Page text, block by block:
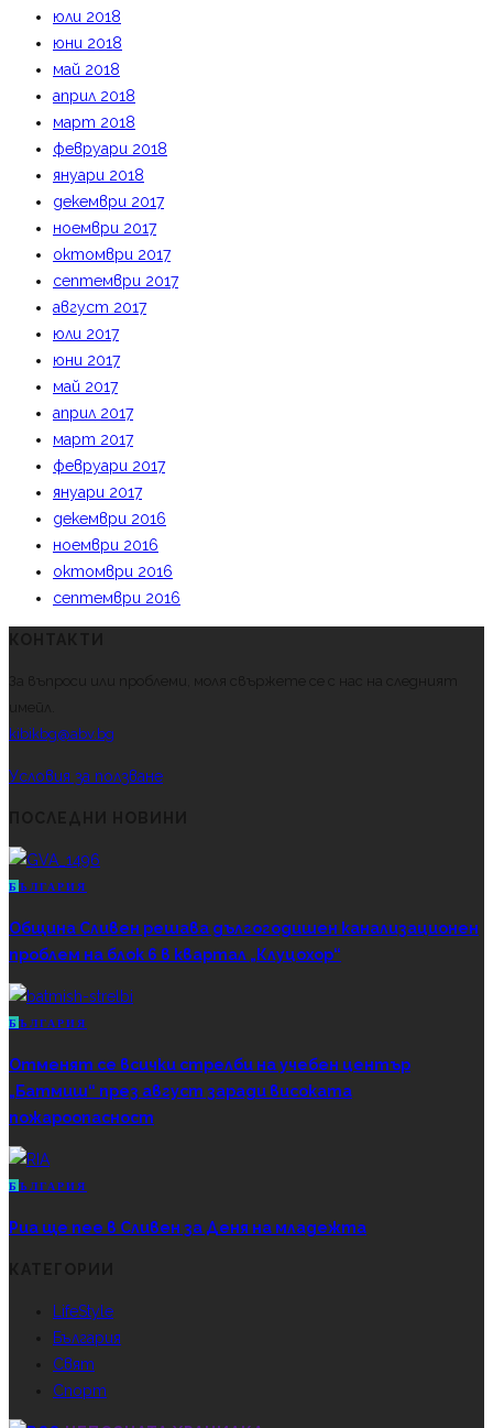
юли 2018
юни 2018
май 2018
април 2018
март 2018
февруари 2018
януари 2018
декември 2017
ноември 2017
октомври 2017
септември 2017
август 2017
юли 2017
юни 2017
май 2017
април 2017
март 2017
февруари 2017
януари 2017
декември 2016
ноември 2016
октомври 2016
септември 2016
За въпроси или проблеми, моля свържете се с нас на следният
имейл.
kibikbg@abv.bg
Условия за ползване
Б ЪЛГАРИЯ
Община Сливен решава дългогодишен канализационен
проблем на блок 6 в квартал „Клуцохор“
Б ЪЛГАРИЯ
Отменят се всички стрелби на учебен център
„Батмиш“ през август заради високата
пожароопасност
Б ЪЛГАРИЯ
Риа ще пее в Сливен за Деня на младежта
LifeStyle
България
Свят
Спорт